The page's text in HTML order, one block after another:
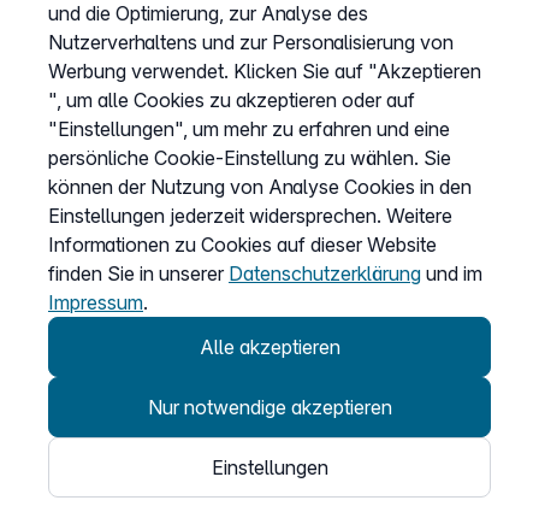
Vertrag widerrufen
Easybell-App
Anleitung
Easybell - eine Marke der Dstny-Gruppe
und die Optimierung, zur Analyse des
Nutzerverhaltens und zur Personalisierung von
Werbung verwendet. Klicken Sie auf "Akzeptieren
", um alle Cookies zu akzeptieren oder auf
"Einstellungen", um mehr zu erfahren und eine
persönliche Cookie-Einstellung zu wählen. Sie
können der Nutzung von Analyse Cookies in den
Einstellungen jederzeit widersprechen. Weitere
Informationen zu Cookies auf dieser Website
finden Sie in unserer Datenschutzerklärung und im
Impressum.
Alle akzeptieren
Nur notwendige akzeptieren
Einstellungen